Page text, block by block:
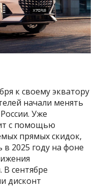
к своему экватору
начали менять
Уже
с помощью
прямых скидок,
2025 году на фоне
В сентябре
дисконт